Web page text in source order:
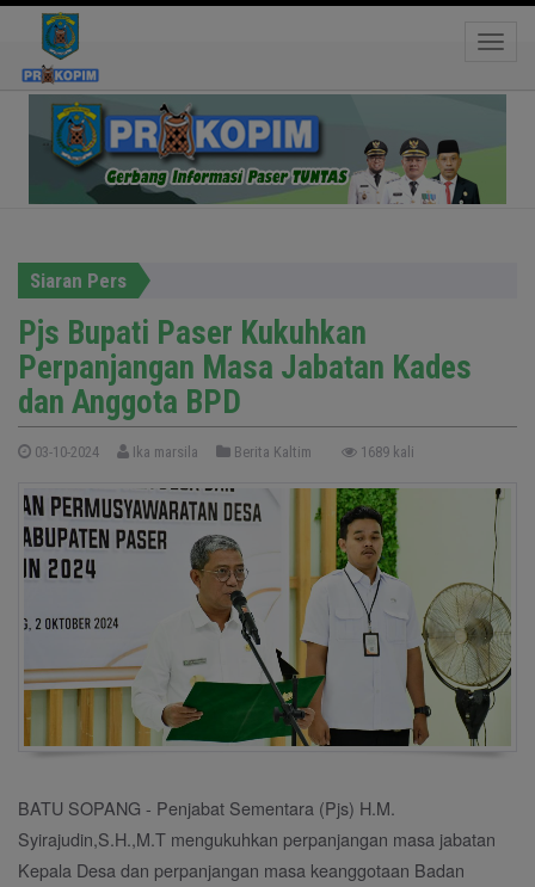
Pjs Bupati Paser Kukuhkan Perpanjangan Masa
Jabatan Kades dan Anggota BPD
Siaran Pers
Pjs Bupati Paser Kukuhkan
Perpanjangan Masa Jabatan Kades
dan Anggota BPD
03-10-2024 Ika marsila Berita Kaltim 1689 kali
BATU SOPANG - Penjabat Sementara (Pjs) H.M.
Syirajudin,S.H.,M.T mengukuhkan perpanjangan masa jabatan
Kepala Desa dan perpanjangan masa keanggotaan Badan